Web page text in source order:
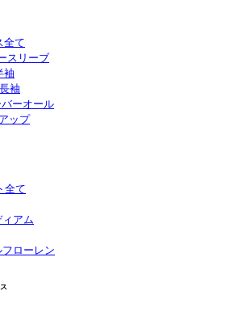
全て
スリーブ
袖
長袖
バーオール
ップ
全て
ィアム
フローレン